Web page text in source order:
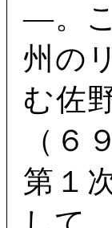
―。
州の
む佐
（６
第１